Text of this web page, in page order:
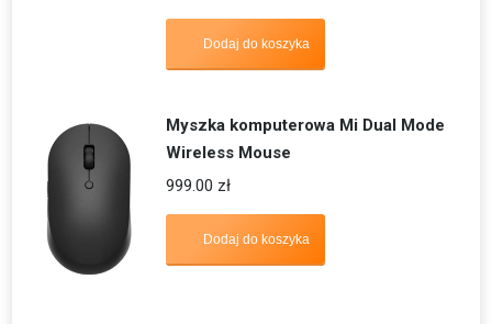
Dodaj do koszyka
Myszka komputerowa Mi Dual Mode
Wireless Mouse
999.00 zł
Dodaj do koszyka